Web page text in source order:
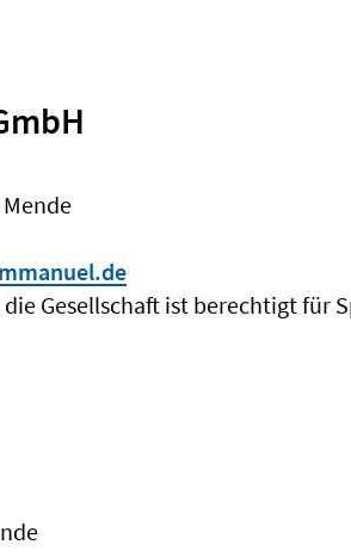
Gesellschaft ist berechtigt für